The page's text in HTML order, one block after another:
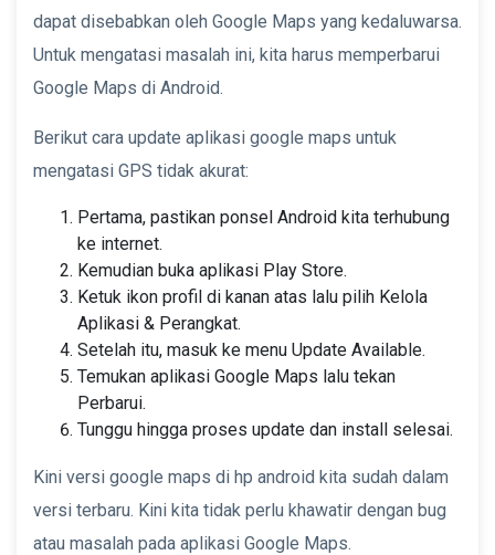
dapat disebabkan oleh Google Maps yang kedaluwarsa.
Untuk mengatasi masalah ini, kita harus memperbarui
Google Maps di Android.
Berikut cara update aplikasi google maps untuk
mengatasi GPS tidak akurat:
Pertama, pastikan ponsel Android kita terhubung
ke internet.
Kemudian buka aplikasi Play Store.
Ketuk ikon profil di kanan atas lalu pilih Kelola
Aplikasi & Perangkat.
Setelah itu, masuk ke menu Update Available.
Temukan aplikasi Google Maps lalu tekan
Perbarui.
Tunggu hingga proses update dan install selesai.
Kini versi google maps di hp android kita sudah dalam
versi terbaru. Kini kita tidak perlu khawatir dengan bug
atau masalah pada aplikasi Google Maps.